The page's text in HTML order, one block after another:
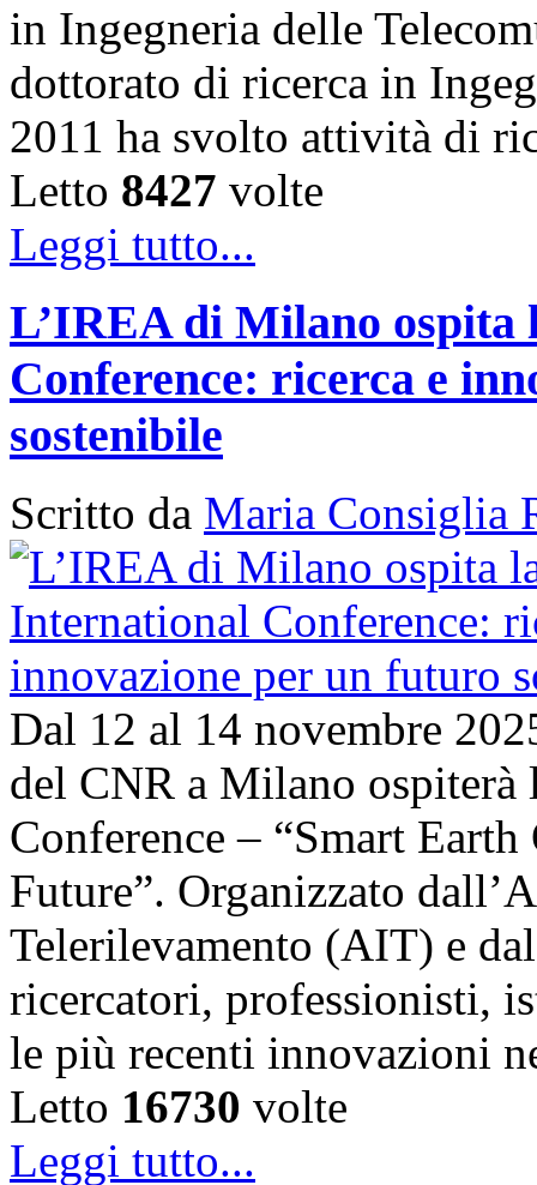
in Ingegneria delle
dottorato di ricerca in
2011 ha svolto attività di
Letto 8427 volte
Leggi tutto...
L’IREA di Milano
Conference: ricerca e
sostenibile
Scritto da Maria Consiglia
Dal 12 al 14 novembre
del CNR a Milano
Conference – “Smart
Future”. Organizzato
Telerilevamento (AIT) e
ricercatori, professionisti,
le più recenti innovazioni
Letto 16730 volte
Leggi tutto...